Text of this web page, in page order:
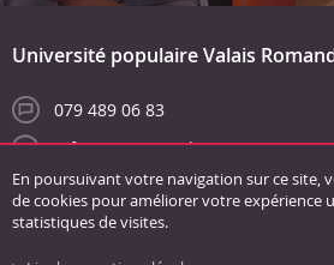
Université populaire Valais
079 489 06 83
info@unipopvs.ch
En poursuivant votre navigation sur ce site,
de cookies pour améliorer votre expérience
statistiques de visites.